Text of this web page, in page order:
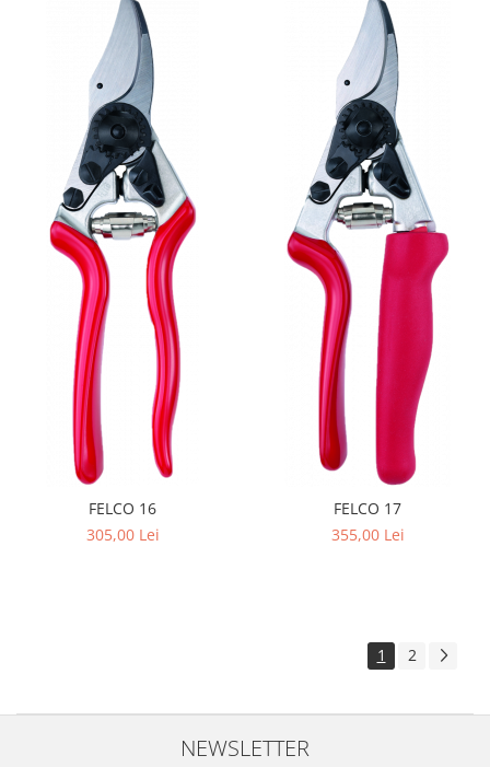
FELCO 16
305,00 Lei
FELCO 17
355,00 Lei
1 2
NEWSLETTER